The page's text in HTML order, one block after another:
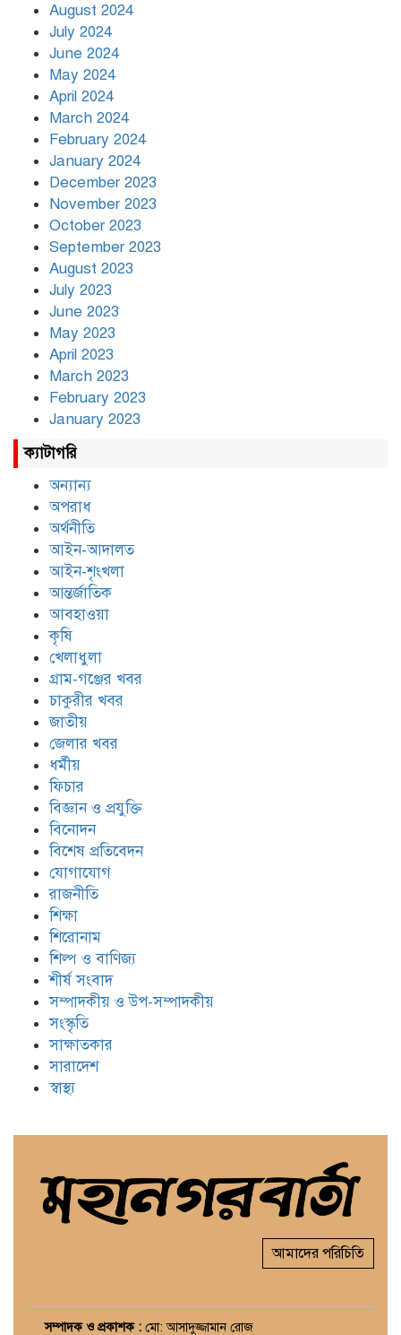
August 2024
July 2024
June 2024
May 2024
April 2024
March 2024
February 2024
January 2024
December 2023
November 2023
October 2023
September 2023
August 2023
July 2023
June 2023
May 2023
April 2023
March 2023
February 2023
January 2023
ক্যাটাগরি
অন্যান্য
অপরাধ
অর্থনীতি
আইন-আদালত
আইন-শৃংখলা
আন্তর্জাতিক
আবহাওয়া
কৃষি
খেলাধুলা
গ্রাম-গঞ্জের খবর
চাকুরীর খবর
জাতীয়
জেলার খবর
ধর্মীয়
ফিচার
বিজ্ঞান ও প্রযুক্তি
বিনোদন
বিশেষ প্রতিবেদন
যোগাযোগ
রাজনীতি
শিক্ষা
শিরোনাম
শিল্প ও বাণিজ্য
শীর্ষ সংবাদ
সম্পাদকীয় ও উপ-সম্পাদকীয়
সংস্কৃতি
সাক্ষাতকার
সারাদেশ
স্বাস্থ্য
আমাদের পরিচিতি
সম্পাদক ও প্রকাশক : মো: আসাদুজ্জামান রোজ